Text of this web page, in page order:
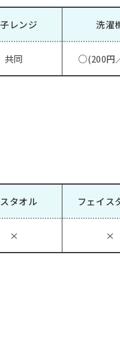
レンジ
共同
洗濯
○(200円
タオル
×
フェイス
×